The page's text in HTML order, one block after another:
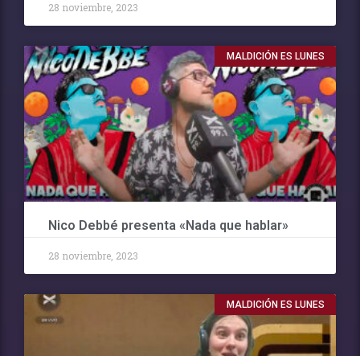
28 noviembre, 2023
MALDICIÓN ES LUNES
Nico Debbé presenta «Nada que hablar»
28 noviembre, 2023
MALDICIÓN ES LUNES